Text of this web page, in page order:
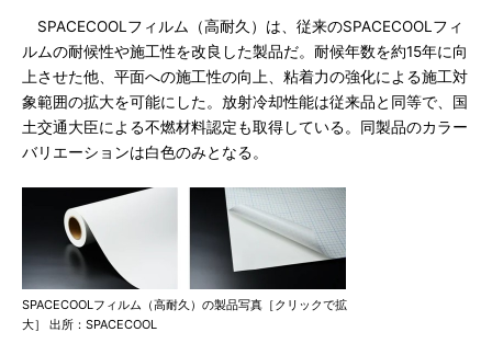
SPACECOOLフィルム（高耐久）は、従来のSPACECOOLフィ
ルムの耐候性や施工性を改良した製品だ。耐候年数を約15年に向
上させた他、平面への施工性の向上、粘着力の強化による施工対
象範囲の拡大を可能にした。放射冷却性能は従来品と同等で、国
土交通大臣による不燃材料認定も取得している。同製品のカラー
バリエーションは白色のみとなる。
SPACECOOLフィルム（高耐久）の製品写真［クリックで拡
大］ 出所：SPACECOOL